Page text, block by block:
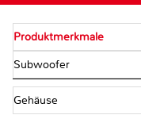
Produktmerkmale
Subwoofer
Gehäuse